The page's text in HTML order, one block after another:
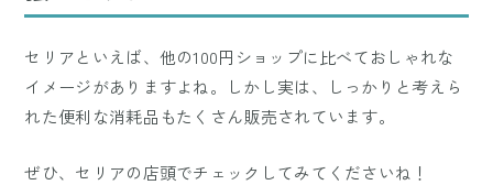
セリアといえば、他の100円ショップに比べておしゃれな
イメージがありますよね。しかし実は、しっかりと考えら
れた便利な消耗品もたくさん販売されています。
ぜひ、セリアの店頭でチェックしてみてくださいね！